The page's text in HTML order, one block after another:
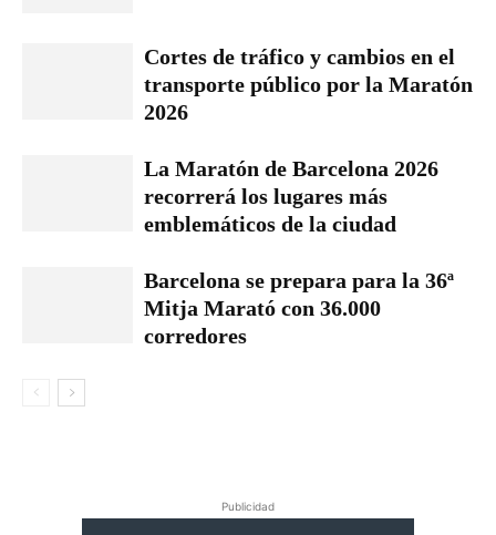
Cortes de tráfico y cambios en el
transporte público por la Maratón
2026
La Maratón de Barcelona 2026
recorrerá los lugares más
emblemáticos de la ciudad
Barcelona se prepara para la 36ª
Mitja Marató con 36.000
corredores
Publicidad